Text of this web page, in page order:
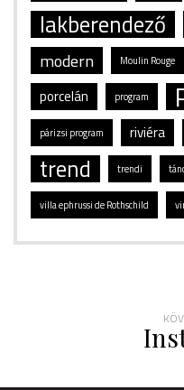
lakberendező
modern Moulin Rouge
porcelán program
párizsi program riviéra
trend trendi
villa ephrussi de Rothschild